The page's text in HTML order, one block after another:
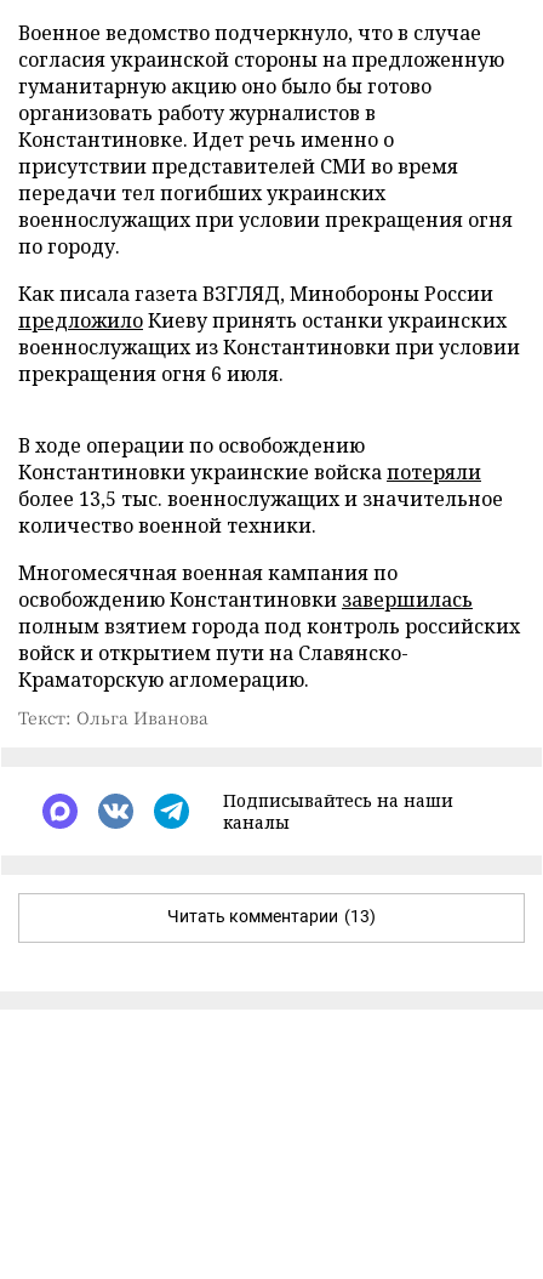
Военное ведомство подчеркнуло, что в случае
согласия украинской стороны на предложенную
гуманитарную акцию оно было бы готово
организовать работу журналистов в
Константиновке. Идет речь именно о
присутствии представителей СМИ во время
передачи тел погибших украинских
военнослужащих при условии прекращения огня
по городу.
Как писала газета ВЗГЛЯД, Минобороны России
предложилоКиеву принять останки украинских
военнослужащих из Константиновки при условии
прекращения огня 6 июля.
В ходе операции по освобождению
Константиновки украинские войскапотеряли
более 13,5 тыс. военнослужащих и значительное
количество военной техники.
Многомесячная военная кампания по
освобождению Константиновки завершилась
полным взятием города под контроль российских
войск и открытием пути на Славянско-
Краматорскую агломерацию.
Текст: Ольга Иванова
Подписывайтесь на наши
каналы
Читать комментарии (13)